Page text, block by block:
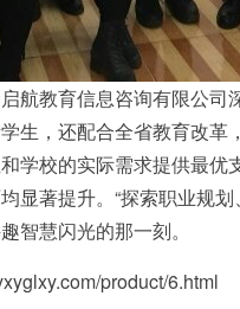
航教育信息咨询有限公
生，还配合全省教育改
学校的实际需求提供最
显著提升。“探索职业
智慧闪光的那一刻。
product/6.html